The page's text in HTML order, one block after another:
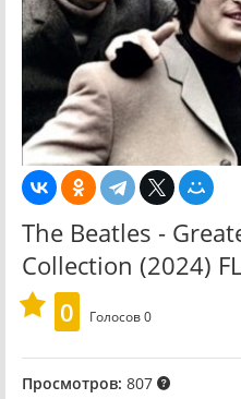
The Beatles -
Collection (2024)
0
Голосов0
Просмотров: 807